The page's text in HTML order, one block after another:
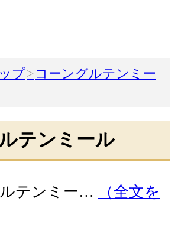
プ
コーングルテンミー
テンミール
ルテンミー…
（全文を